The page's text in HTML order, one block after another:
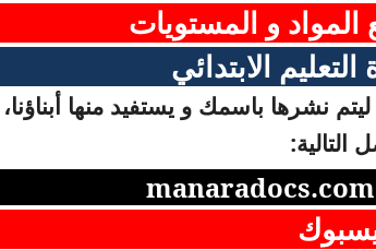
المواد و المستويات
الابتدائي
نشرها باسمك و يستفيد منها